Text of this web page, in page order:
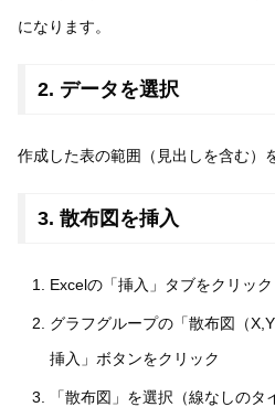
になります。
2. データを選択
作成した表の範囲（見出しを含む）
3. 散布図を挿入
Excelの「挿入」タブをクリック
グラフグループの「散布図（
挿入」ボタンをクリック
「散布図」を選択（線なしのタ